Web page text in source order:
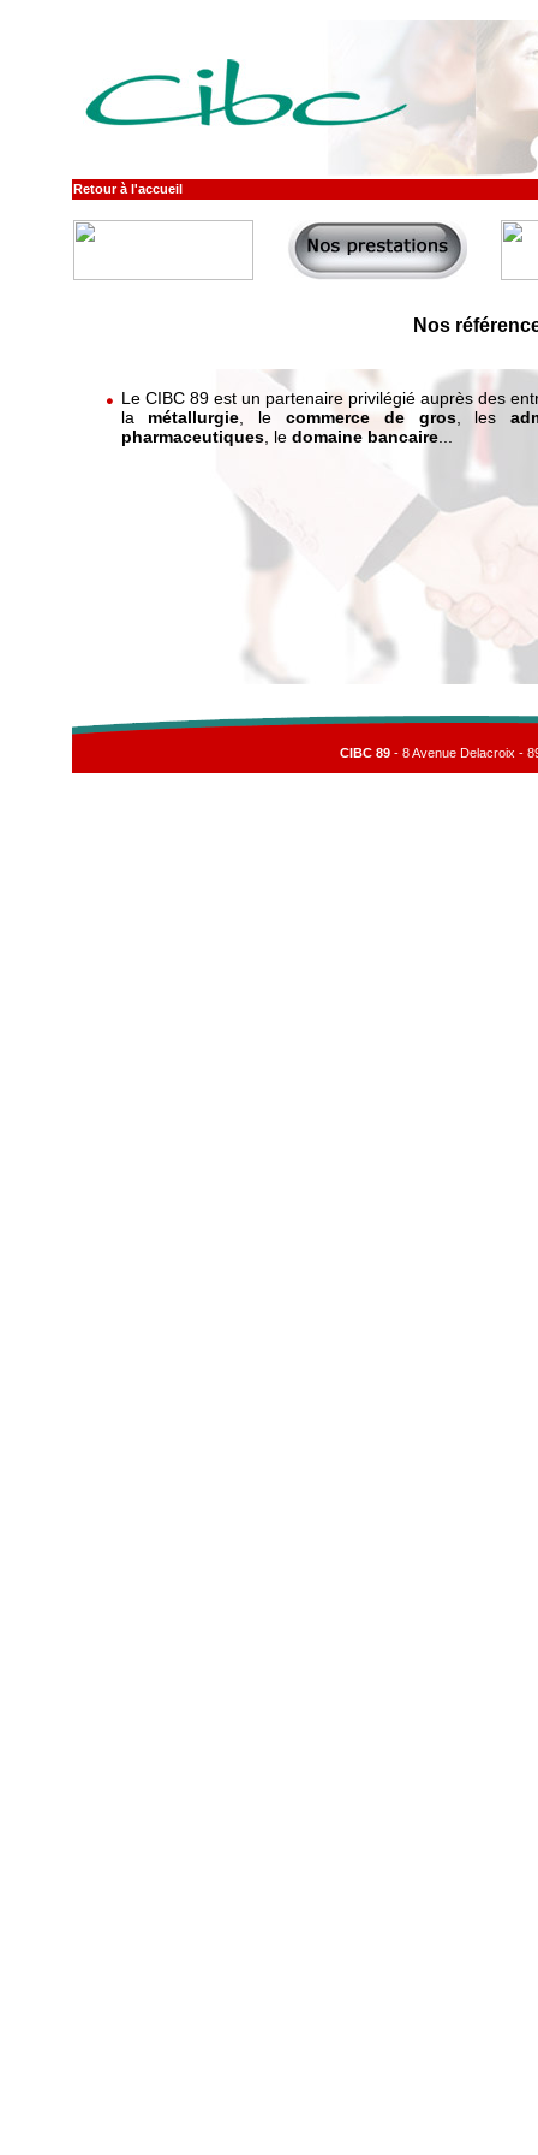
Retour à l'accueil
Nos
Le CIBC 89 est un partenaire privilégié auprès des
la métallurgie , le commerce de gros, les
pharmaceutiques, le domaine bancaire...
CIBC 89 - 8 Avenue Delacroix -